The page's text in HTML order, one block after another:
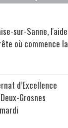
sur-Sanne, l'aide
où commence la
d’Excellence
Grosnes